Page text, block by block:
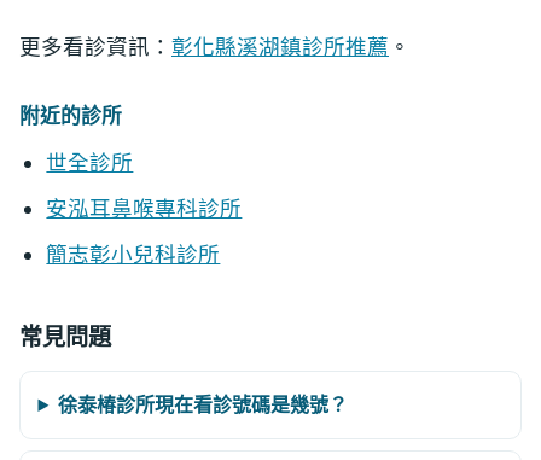
更多看診資訊： 彰化縣溪湖鎮診所推薦 。
附近的診所
世全診所
安泓耳鼻喉專科診所
簡志彰小兒科診所
常見問題
徐泰椿診所現在看診號碼是幾號？